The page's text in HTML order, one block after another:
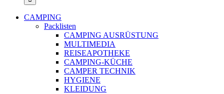
CAMPING
Packlisten
CAMPING AUSRÜSTUNG
MULTIMEDIA
REISEAPOTHEKE
CAMPING-KÜCHE
CAMPER TECHNIK
HYGIENE
KLEIDUNG